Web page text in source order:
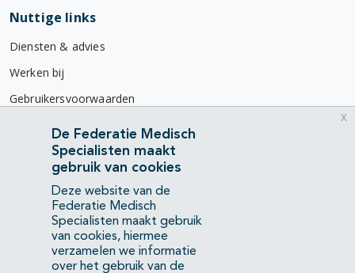
Nuttige links
Diensten & advies
Werken bij
Gebruikersvoorwaarden
Privacyverklaring
Contact
Mercatorlaan 1200
3528 BL Utrecht
(088) 505 34 34
info@richtlijnendatabase.nl
De Federatie Medisch
Specialisten maakt
gebruik van cookies
Deze website van de
Federatie Medisch
Specialisten maakt gebruik
van cookies, hiermee
verzamelen we informatie
over het gebruik van de
x